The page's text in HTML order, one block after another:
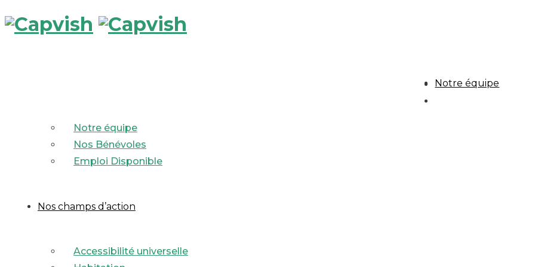
Notre équipe
Notre équipe
Nos Bénévoles
Emploi Disponible
Nos champs d’action
Accessibilité universelle